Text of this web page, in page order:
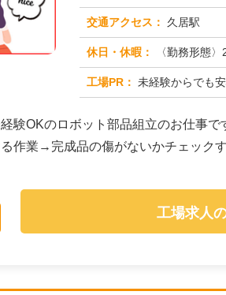
交通アクセス： 久居駅
休日・休暇： 〈勤務形態〉2
工場PR： 未経験からでも安心スタート！株式会
験OKのロボット部品組立のお仕事
作業→完成品の傷がないかチェック
工場求人